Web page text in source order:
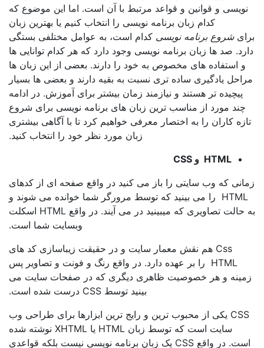
و قوانین و قواعد مرتبط با آن است. اما این موضوع که
کدام زبان برنامه نویسی را انتخاب کنیم یا بهترین زبان
شروع برنامه نویسی کدام است، به عوامل مختلفی بستگی
صد ها زبان برنامه نویسی وجود دارد که هر کدام توانایی ها
های مخصوص به خود را دارند. بعضی از این زبان ها
یادگیری ساده تری نسبت به بقیه دارند و بعضی ها بسیار
تر هستند و نیازمند زمان بیشتر برای آموزش. در ادامه
مورد از مناسب ترین زبان های برنامه نویسی برای شروع
کاران را به اختصار معرفی خواهیم کرد تا با آگاهی بیشتری
زبان مورد نظر خود را انتخاب کنید.
HTML و CSS
که وب سایتی را باز می کنید در واقع صفحه ای از کدهای
HTML را می بینید که توسط مرورگر شما خوانده می شوند و
به حالت تصاویری که میبینید در می آیند. در واقع HTML اسکلت
وبسایت شما است.
Css هم نقش معمار سایت و در حقیقت زیباسازی کد های
HTML را بر عهده دارد. در واقع رنگ و فونت و تصاویر پس
و هر خصوصیت ظاهری دیگری که در صفحات سایت می
بینید توسط CSS درست شده است.
CSS یکی از محبوب ترین و رایج ترین ابزارها برای طراحی وب
سایت است که توسط زبان HTML یا XHTML نوشته شده
است. در واقع CSS یک زبان برنامه نویسی نیست بلکه قواعدی